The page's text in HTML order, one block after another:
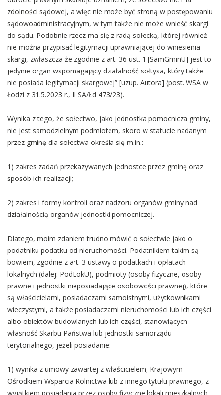
zdolności sądowej, a więc nie może być stroną w postępowaniu
sądowoadministracyjnym, w tym także nie może wnieść skargi
do sądu. Podobnie rzecz ma się z radą sołecką, której również
nie można przypisać legitymacji uprawniającej do wniesienia
skargi, zwłaszcza że zgodnie z art. 36 ust. 1 [SamGminU] jest to
jedynie organ wspomagający działalność sołtysa, który także
nie posiada legitymacji skargowej” [uzup. Autora] (post. WSA w
Łodzi z 31.5.2023 r., II SA/Łd 473/23).
Wynika z tego, że sołectwo, jako jednostka pomocnicza gminy,
nie jest samodzielnym podmiotem, skoro w statucie nadanym
przez gminę dla sołectwa określa się m.in.:
1) zakres zadań przekazywanych jednostce przez gminę oraz
sposób ich realizacji;
2) zakres i formy kontroli oraz nadzoru organów gminy nad
działalnością organów jednostki pomocniczej.
Dlatego, moim zdaniem trudno mówić o sołectwie jako o
podatniku podatku od nieruchomości. Podatnikiem takim są
bowiem, zgodnie z art. 3 ustawy o podatkach i opłatach
lokalnych (dalej: PodLokU), podmioty (osoby fizyczne, osoby
prawne i jednostki nieposiadające osobowości prawnej), które
są właścicielami, posiadaczami samoistnymi, użytkownikami
wieczystymi, a także posiadaczami nieruchomości lub ich części
albo obiektów budowlanych lub ich części, stanowiących
własność Skarbu Państwa lub jednostki samorządu
terytorialnego, jeżeli posiadanie:
1) wynika z umowy zawartej z właścicielem, Krajowym
Ośrodkiem Wsparcia Rolnictwa lub z innego tytułu prawnego, z
wyjątkiem posiadania przez osoby fizyczne lokali mieszkalnych